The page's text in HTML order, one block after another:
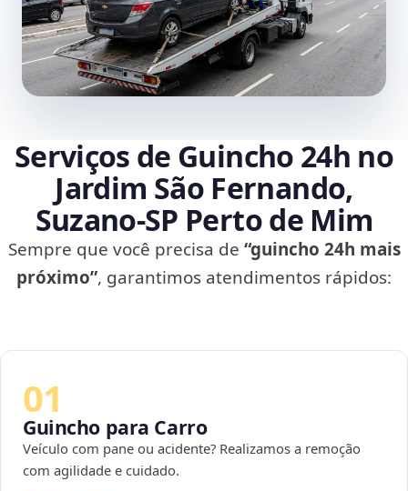
Serviços de Guincho 24h no
Jardim São Fernando,
Suzano‑SP Perto de Mim
Sempre que você precisa de “guincho 24h mais
próximo”, garantimos atendimentos rápidos:
01
Guincho para Carro
Veículo com pane ou acidente? Realizamos a remoção
com agilidade e cuidado.